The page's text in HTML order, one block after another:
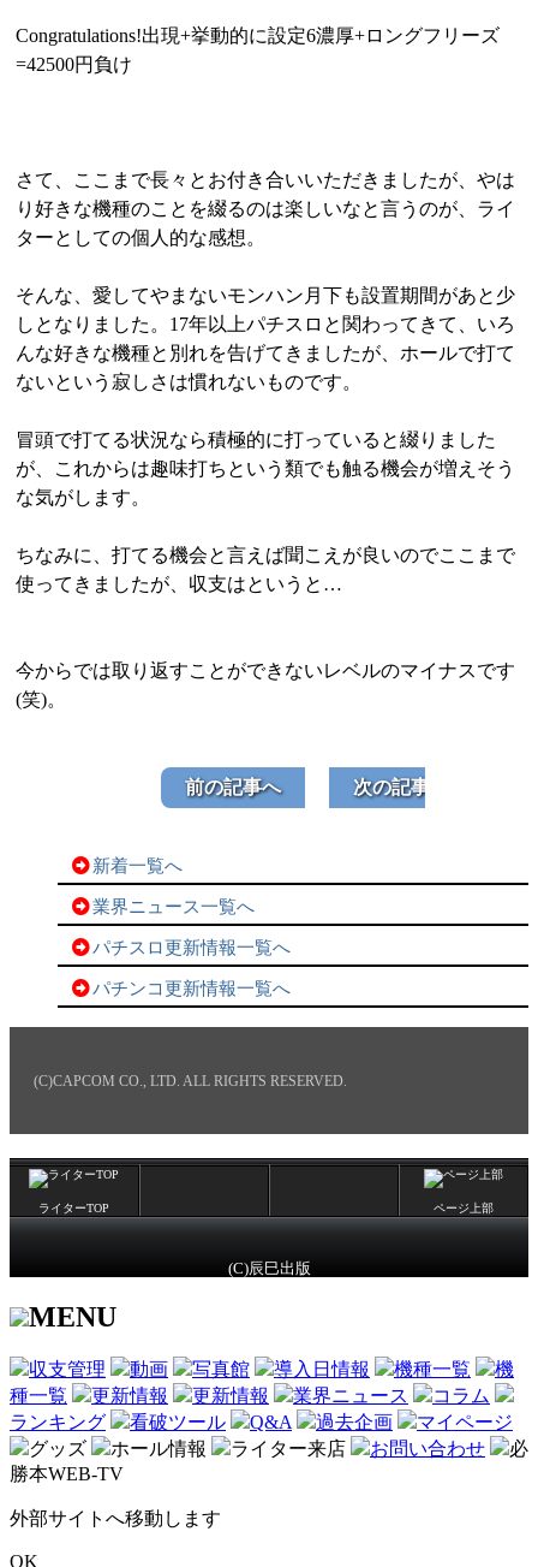
Congratulations!出現+挙動的に設定6濃厚+ロングフリーズ
=42500円負け
さて、ここまで長々とお付き合いいただきましたが、やは
り好きな機種のことを綴るのは楽しいなと言うのが、ライ
ターとしての個人的な感想。
そんな、愛してやまないモンハン月下も設置期間があと少
しとなりました。17年以上パチスロと関わってきて、いろ
んな好きな機種と別れを告げてきましたが、ホールで打て
ないという寂しさは慣れないものです。
冒頭で打てる状況なら積極的に打っていると綴りました
が、これからは趣味打ちという類でも触る機会が増えそう
な気がします。
ちなみに、打てる機会と言えば聞こえが良いのでここまで
使ってきましたが、収支はというと…
今からでは取り返すことができないレベルのマイナスです
(笑)。
前の記事へ 次の記事へ
新着一覧へ
業界ニュース一覧へ
パチスロ更新情報一覧へ
パチンコ更新情報一覧へ
(C)CAPCOM CO., LTD. ALL RIGHTS RESERVED.
ライターTOP ページ上部
(C)辰巳出版
MENU
収支管理 動画 写真館 導入日情報 機種一覧
機
種一覧
更新情報 更新情報 業界ニュース
コラム
ランキング
看破ツール Q&A 過去企画
マイページ
グッズ
ホール情報 ライター来店 お問い合わせ
必
勝本WEB-TV
外部サイトへ移動します
OK